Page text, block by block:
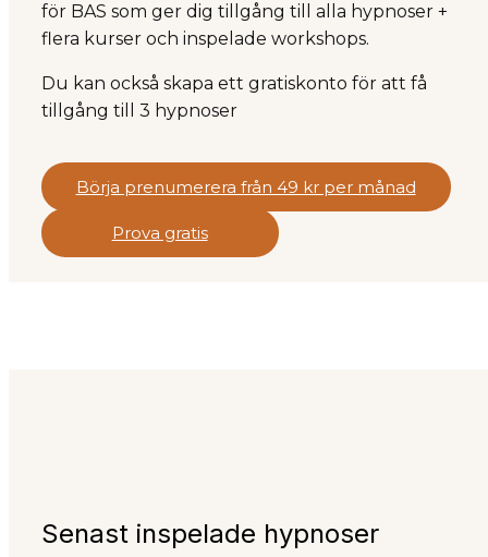
för BAS som ger dig tillgång till alla hypnoser +
flera kurser och inspelade workshops.
Du kan också skapa ett gratiskonto för att få
tillgång till 3 hypnoser
Börja prenumerera från 49 kr per månad
Prova gratis
Senast inspelade hypnoser